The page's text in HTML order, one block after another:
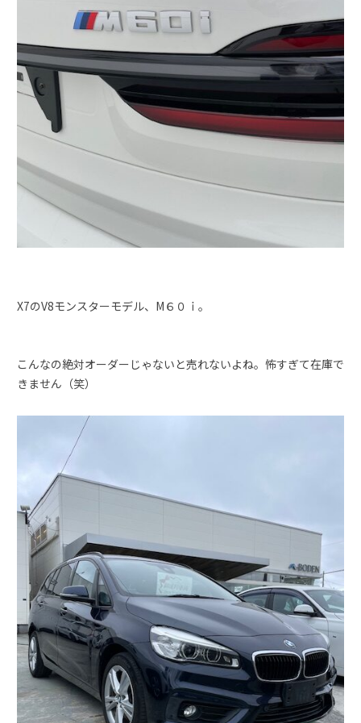
X7のV8モンスターモデル、M６０ｉ。
こんなの絶対オーダーじゃないと売れないよね。怖すぎて在庫で
きません（笑）